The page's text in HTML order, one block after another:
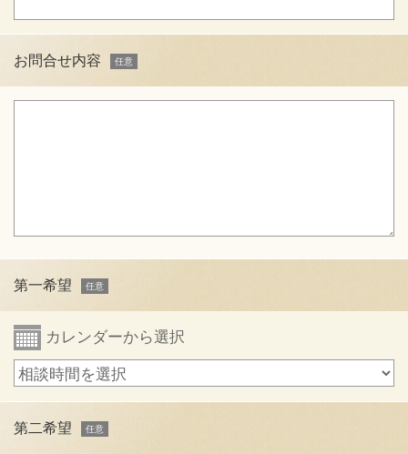
お問合せ内容
第一希望
カレンダーから選択
第二希望